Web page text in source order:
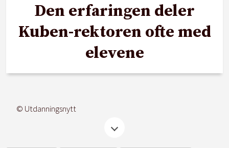
Den erfaringen deler
Kuben-rektoren ofte med
elevene
© Utdanningsnytt